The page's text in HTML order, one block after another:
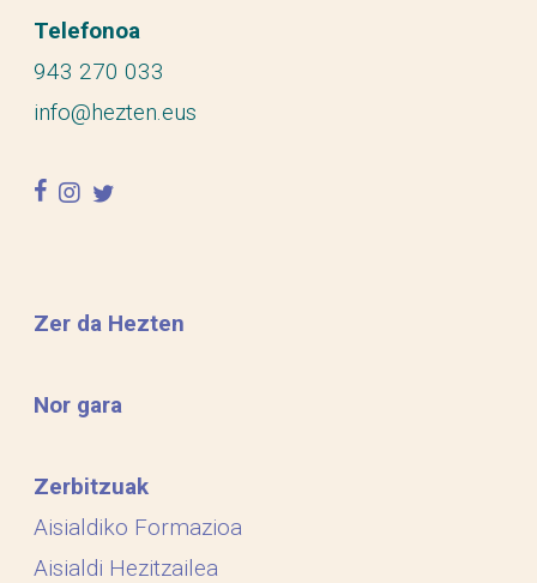
Telefonoa
943 270 033
info@hezten.eus
facebook
instagram
twitter
Zer da Hezten
Nor gara
Zerbitzuak
Aisialdiko Formazioa
Aisialdi Hezitzailea